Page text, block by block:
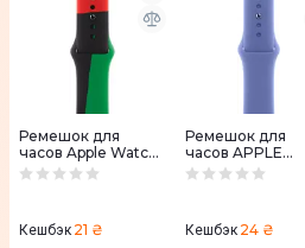
Ремешок для
часов Apple Watch
40mm (Black) Unity
Кешбэк 21 ₴
Ремешок для
часов APPLE
WATCH 46mm
Кешбэк 24 ₴